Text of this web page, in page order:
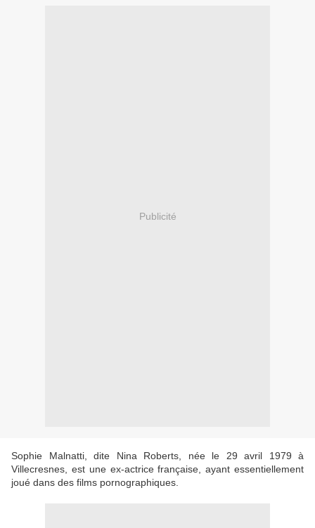
Publicité
Sophie Malnatti, dite Nina Roberts, née le 29 avril 1979 à
Villecresnes, est une ex-actrice française, ayant essentiellement
joué dans des films pornographiques.